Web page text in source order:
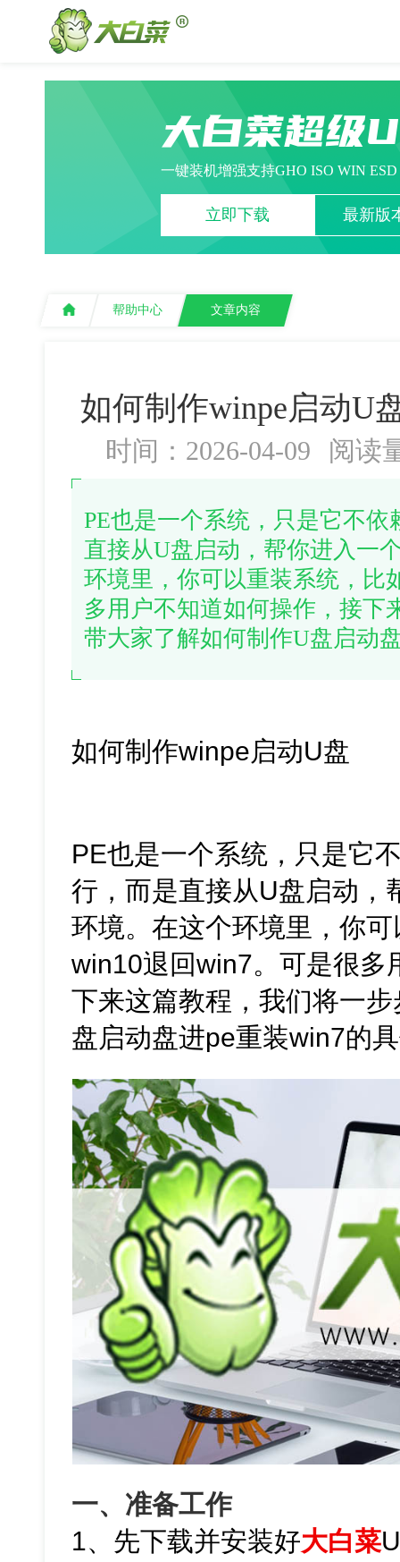
大白菜超级
一键装机增强支持GHO ISO WIN
立即下载 最新版
帮助中心 文章内容
如何制作winpe启动U
时间：2026-04-09 阅读
PE也是一个系统，只是它不
直接从U盘启动，帮你进入一
环境里，你可以重装系统，比
多用户不知道如何操作，接下
带大家了解如何制作U盘启动
如何制作winpe启动U盘
PE也是一个系统，只是它
行，而是直接从U盘启动，
环境。在这个环境里，你
win10退回win7。可是很多
下来这篇教程，我们将一
盘启动盘进pe重装win7的
一、准备工作
1、先下载并安装好大白菜